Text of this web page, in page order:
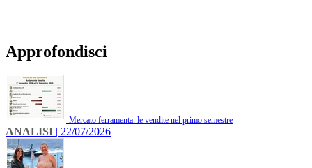
Approfondisci
Mercato ferramenta: le vendite nel primo semestre
ANALISI | 22/07/2026